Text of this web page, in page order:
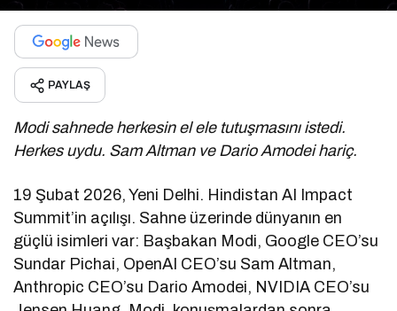
PAYLAŞ
Modi sahnede herkesin el ele tutuşmasını istedi.
Herkes uydu. Sam Altman ve Dario Amodei hariç.
19 Şubat 2026, Yeni Delhi. Hindistan AI Impact
Summit’in açılışı. Sahne üzerinde dünyanın en
güçlü isimleri var: Başbakan Modi, Google CEO’su
Sundar Pichai, OpenAI CEO’su Sam Altman,
Anthropic CEO’su Dario Amodei, NVIDIA CEO’su